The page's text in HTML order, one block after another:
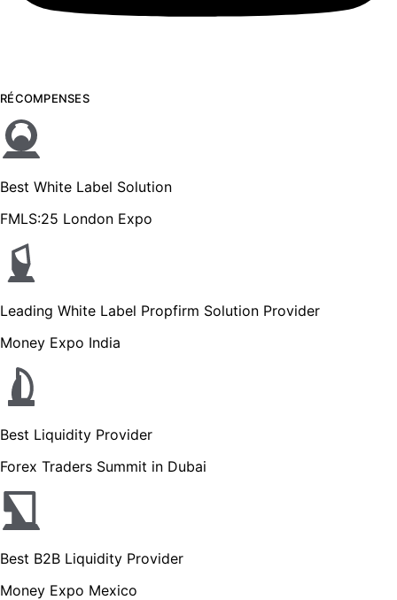
RÉCOMPENSES
Best White Label Solution
FMLS:25 London Expo
Leading White Label Propfirm Solution Provider
Money Expo India
Best Liquidity Provider
Forex Traders Summit in Dubai
Best B2B Liquidity Provider
Money Expo Mexico